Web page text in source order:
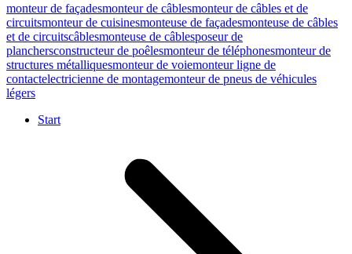
monteur de façadesmonteur de câblesmonteur de câbles et de
circuitsmonteur de cuisinesmonteuse de façadesmonteuse de câbles
et de circuitscâblesmonteuse de câblesposeur de
planchersconstructeur de poêlesmonteur de téléphonesmonteur de
structures métalliquesmonteur de voiemonteur ligne de
contactelectricienne de montagemonteur de pneus de véhicules
légers
Start